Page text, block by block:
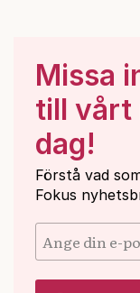
Missa
till vårt
dag!
Förstå vad
Fokus